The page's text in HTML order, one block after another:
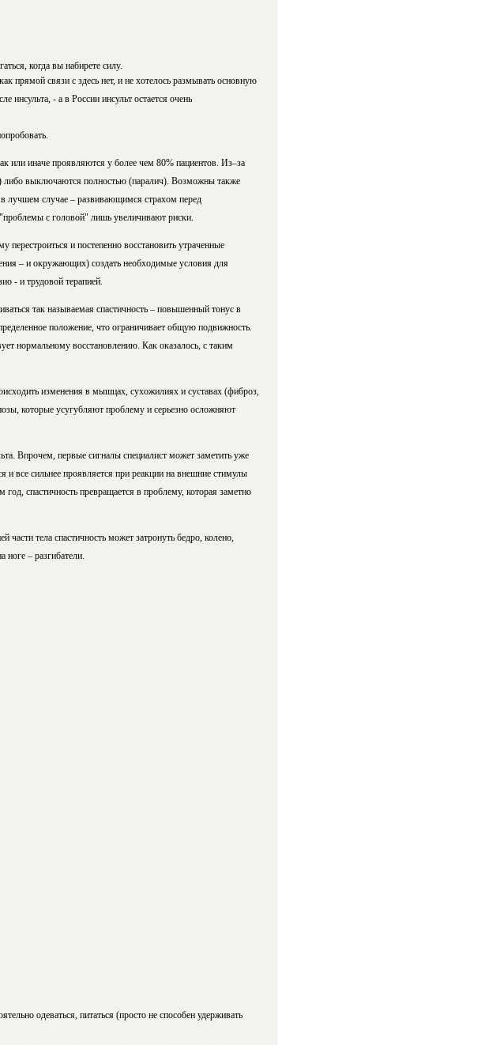
когда вы набирете силу.
прямой связи с здесь нет, и не хотелось размывать основную
инсульта, - а в России инсульт остается очень
или иначе проявляются у более чем 80% пациентов. Из–за
либо выключаются полностью (паралич). Возможны также
лучшем случае – развивающимся страхом перед
с головой" лишь увеличивают риски.
перестроиться и постепенно восстановить утраченные
– и окружающих) создать необходимые условия для
- и трудовой терапией.
так называемая спастичность – повышенный тонус в
положение, что ограничивает общую подвижность.
нормальному восстановлению. Как оказалось, с таким
изменения в мышцах, сухожилиях и суставах (фиброз,
которые усугубляют проблему и серьезно осложняют
Впрочем, первые сигналы специалист может заметить уже
все сильнее проявляется при реакции на внешние стимулы
спастичность превращается в проблему, которая заметно
части тела спастичность может затронуть бедро, колено,
– разгибатели.
одеваться, питаться (просто не способен удерживать